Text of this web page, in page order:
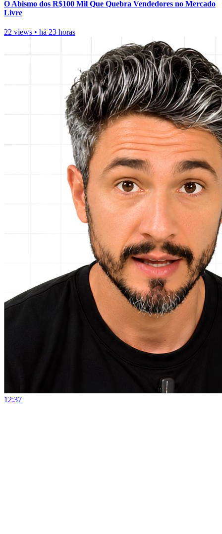
O Abismo dos R$100 Mil Que Quebra Vendedores no Mercado
Livre
22 views • há 23 horas
12:37